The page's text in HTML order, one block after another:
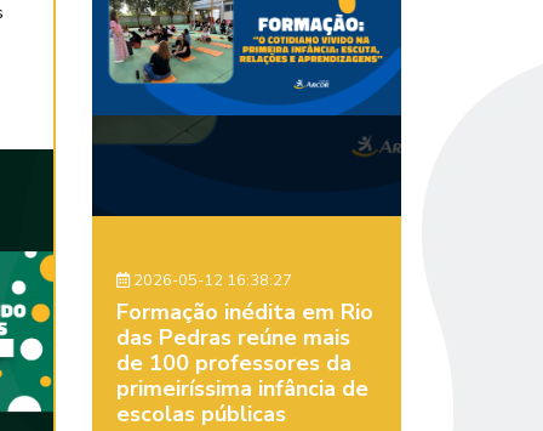
2026-05-12 16:38:27
Formação inédita em Rio
das Pedras reúne mais
de 100 professores da
primeiríssima infância de
escolas públicas